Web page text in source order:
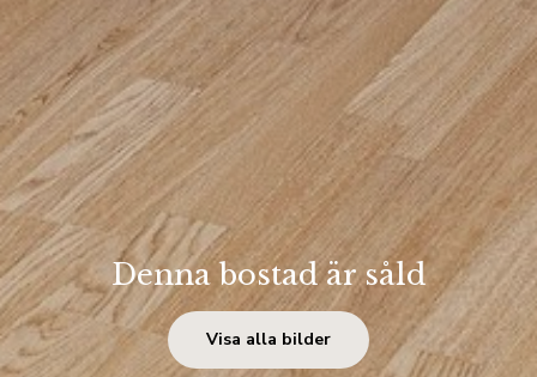
Denna bostad är såld
Visa alla bilder